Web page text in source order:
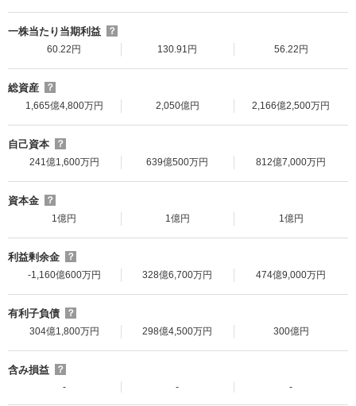
一株当たり当期利益
？
60.22円
130.91円 56.22円
総資産
？
1,665億4,800万円
2,050億円 2,166億2,500万円
自己資本
？
241億1,600万円
639億500万円 812億7,000万円
資本金
？
1億円
1億円 1億円
利益剰余金
？
-1,160億600万円
328億6,700万円 474億9,000万円
有利子負債
？
304億1,800万円
298億4,500万円 300億円
含み損益
？
-
- -